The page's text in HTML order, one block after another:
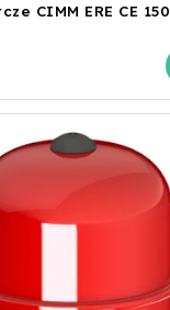
CIMM ERE CE 150